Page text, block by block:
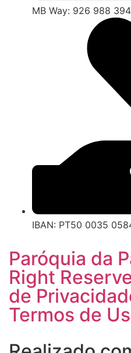
MB Way: 926 988 394
IBAN: PT50 0035
Paróquia da
Right
de
Termos de